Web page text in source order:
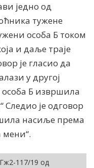
једно од
тужене
особа Б током
и даље траје
је гласио да
у другој
Б извршила
је одговор
насиље према
117/19 од